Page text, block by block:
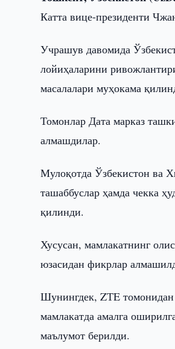
Катта вице-президенти
Учрашув давомида
лойиҳаларини
масалалари муҳокама
Томонлар Дата марказ
алмашдилар.
Мулоқотда Ўзбекистон ва
ташаббуслар ҳамда чекка
қилинди.
Хусусан, мамлакатнинг
юзасидан фикрлар
Шунингдек, ZТE томонидан
мамлакатда амалга
маълумот берилди.